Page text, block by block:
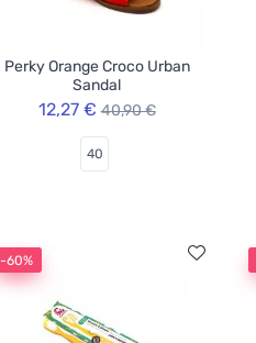
Perky Orange Croco Urban
Sandal
12,27 € 40,90 €
40
-60%